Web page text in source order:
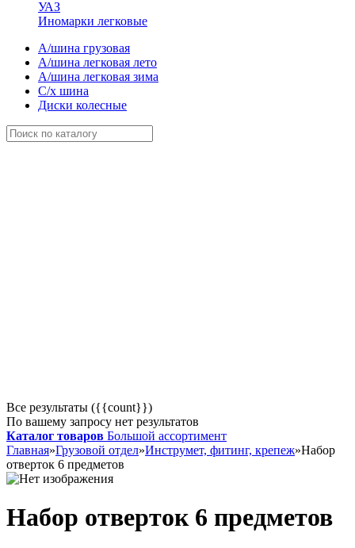
УАЗ
Иномарки легковые
А/шина грузовая
А/шина легковая лето
А/шина легковая зима
С/х шина
Диски колесные
Все результаты ({{count}})
По вашему запросу нет результатов
Каталог товаров Большой ассортимент
Главная»Грузовой отдел»Инструмет, фитинг, крепеж»Набор
отверток 6 предметов
Набор отверток 6 предметов